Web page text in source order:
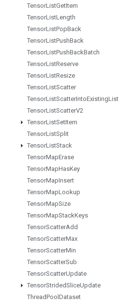
TensorListGetItem
TensorListLength
TensorListPopBack
TensorListPushBack
TensorListPushBackBatch
TensorListReserve
TensorListResize
TensorListScatter
TensorListScatterIntoExistingList
TensorListScatterV2
TensorListSetItem
TensorListSplit
TensorListStack
TensorMapErase
TensorMapHasKey
TensorMapInsert
TensorMapLookup
TensorMapSize
TensorMapStackKeys
TensorScatterAdd
TensorScatterMax
TensorScatterMin
TensorScatterSub
TensorScatterUpdate
TensorStridedSliceUpdate
ThreadPool Dataset